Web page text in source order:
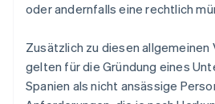
oder andernfalls eine rechtlich
Zusätzlich zu diesen allgemeinen
gelten für die Gründung eines
Spanien als nicht ansässige